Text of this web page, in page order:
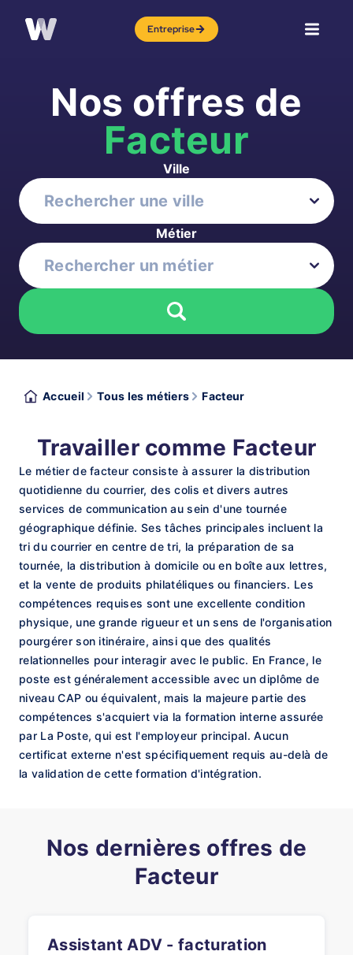
Entreprise
Nos offres de
Facteur
Ville
Métier
Accueil Tous les métiers Facteur
Travailler comme Facteur
Le métier de facteur consiste à assurer la distribution
quotidienne du courrier, des colis et divers autres
services de communication au sein d'une tournée
géographique définie. Ses tâches principales incluent la
tri du courrier en centre de tri, la préparation de sa
tournée, la distribution à domicile ou en boîte aux lettres,
et la vente de produits philatéliques ou financiers. Les
compétences requises sont une excellente condition
physique, une grande rigueur et un sens de l'organisation
pourgérer son itinéraire, ainsi que des qualités
relationnelles pour interagir avec le public. En France, le
poste est généralement accessible avec un diplôme de
niveau CAP ou équivalent, mais la majeure partie des
compétences s'acquiert via la formation interne assurée
par La Poste, qui est l'employeur principal. Aucun
certificat externe n'est spécifiquement requis au-delà de
la validation de cette formation d'intégration.
Nos dernières offres de
Facteur
Assistant ADV - facturation